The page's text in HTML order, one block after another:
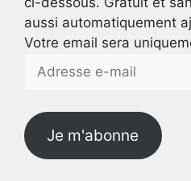
aussi automatiquement
Votre email sera
Adresse
Je m'abonne